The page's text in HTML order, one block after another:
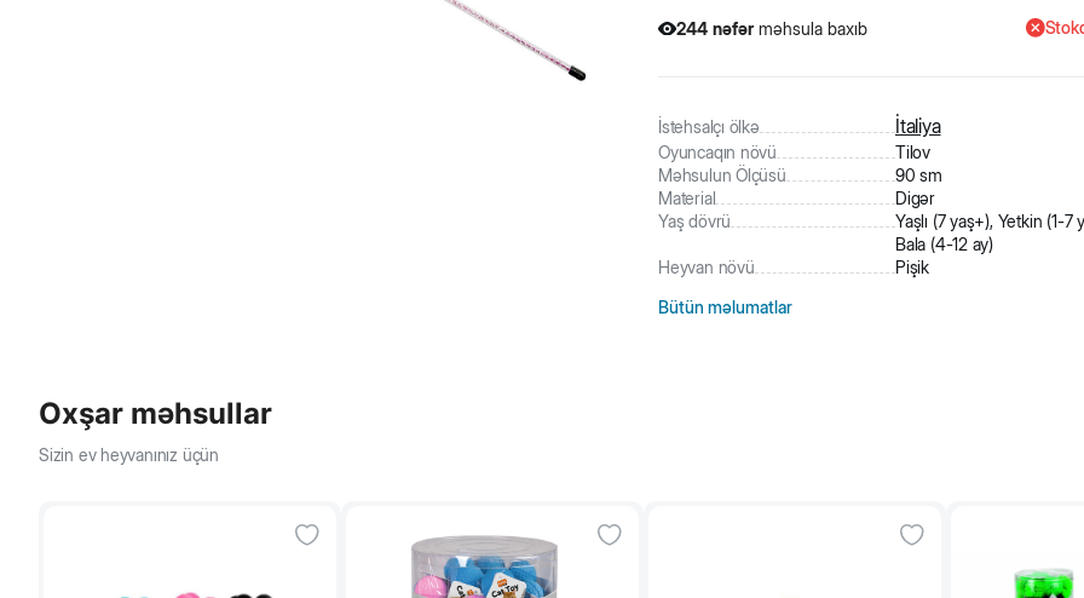
244 nəfər məhsula baxıb
İstehsalçı ölkə İtaliya
Oyuncaqın növü
Tilov
Məhsulun Ölçüsü
90 sm
Material
Digər
Yaş dövrü
Yaşlı (7 yaş+), Yetkin (1-7
Bala (4-12 ay)
Heyvan növü
Pişik
Bütün məlumatlar
Oxşar məhsullar
Sizin ev heyvanınız üçün